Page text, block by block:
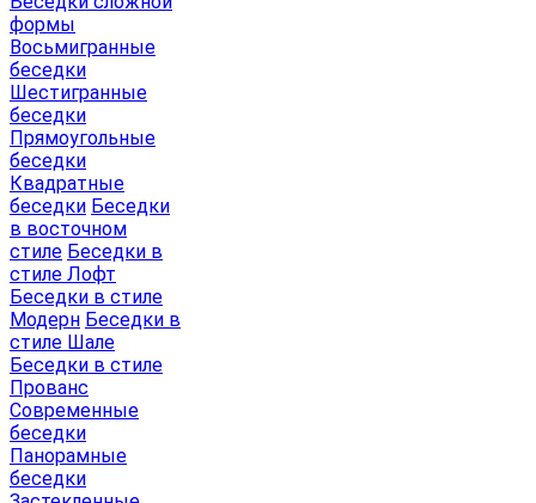
формы
Восьмигранные
беседки
Шестигранные
беседки
Прямоугольные
беседки
Квадратные
беседки Беседки
в восточном
стиле Беседки в
стиле Лофт
Беседки в стиле
Модерн Беседки в
стиле Шале
Беседки в стиле
Прованс
Современные
беседки
Панорамные
беседки